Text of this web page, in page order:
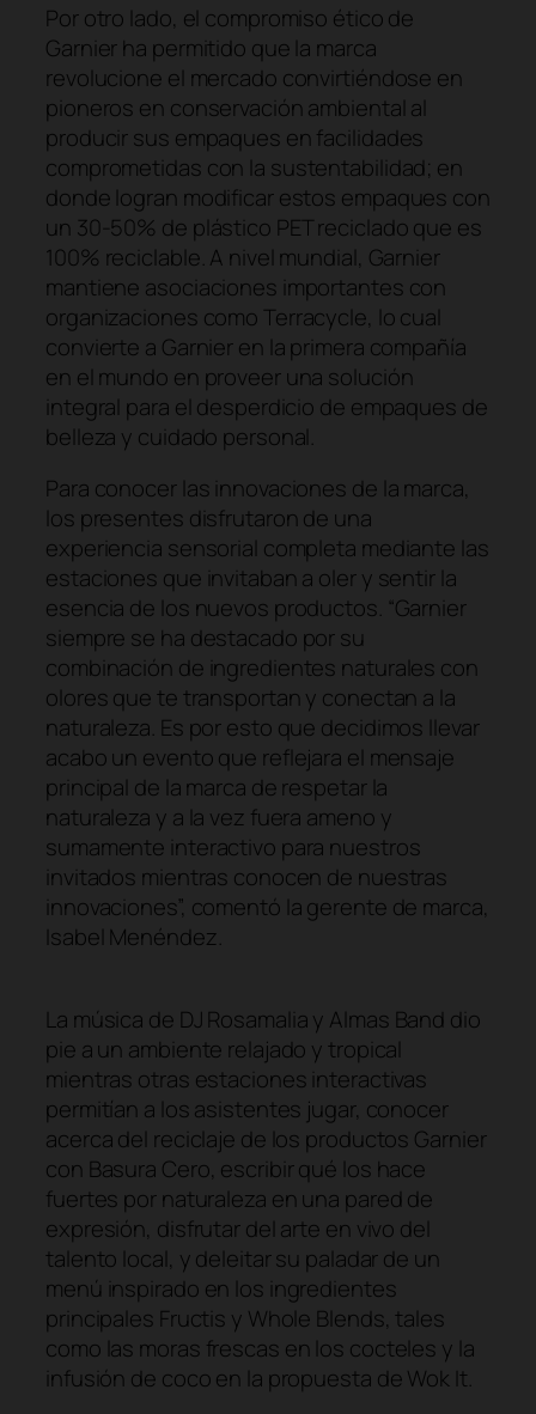
Por otro lado, el compromiso ético de
Garnier ha permitido que la marca
revolucione el mercado convirtiéndose en
pioneros en conservación ambiental al
producir sus empaques en facilidades
comprometidas con la sustentabilidad; en
donde logran modificar estos empaques con
un 30-50% de plástico PET reciclado que es
100% reciclable. A nivel mundial, Garnier
mantiene asociaciones importantes con
organizaciones como Terracycle, lo cual
convierte a Garnier en la primera compañía
en el mundo en proveer una solución
integral para el desperdicio de empaques de
belleza y cuidado personal.
Para conocer las innovaciones de la marca,
los presentes disfrutaron de una
experiencia sensorial completa mediante las
estaciones que invitaban a oler y sentir la
esencia de los nuevos productos. “Garnier
siempre se ha destacado por su
combinación de ingredientes naturales con
olores que te transportan y conectan a la
naturaleza. Es por esto que decidimos llevar
acabo un evento que reflejara el mensaje
principal de la marca de respetar la
naturaleza y a la vez fuera ameno y
sumamente interactivo para nuestros
invitados mientras conocen de nuestras
innovaciones”, comentó la gerente de marca,
Isabel Menéndez.
La música de DJ Rosamalia y Almas Band dio
pie a un ambiente relajado y tropical
mientras otras estaciones interactivas
permitían a los asistentes jugar, conocer
acerca del reciclaje de los productos Garnier
con Basura Cero, escribir qué los hace
fuertes por naturaleza en una pared de
expresión, disfrutar del arte en vivo del
talento local, y deleitar su paladar de un
menú inspirado en los ingredientes
principales Fructis y Whole Blends, tales
como las moras frescas en los cocteles y la
infusión de coco en la propuesta de Wok It.